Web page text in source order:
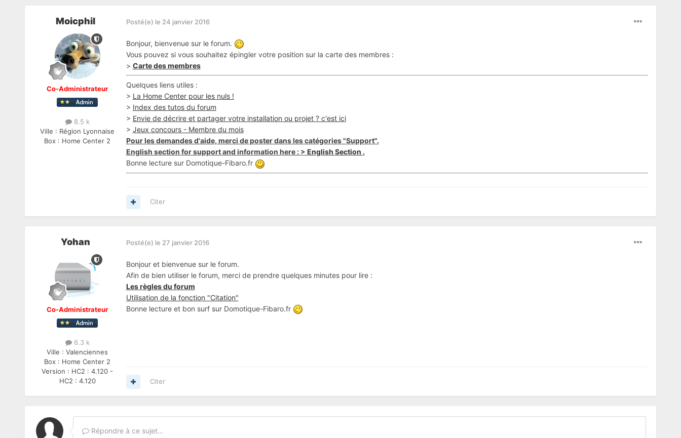
Moicphil
Co-Administrateur
8.5 k
Ville : Région Lyonnaise
Box : Home Center 2
Posté(e) le 24 janvier 2016
Bonjour, bienvenue sur le forum.
Vous pouvez si vous souhaitez épingler votre position sur la carte des membres :
> Carte des membres
Quelques liens utiles :
> La Home Center pour les nuls !
> Index des tutos du forum
> Envie de décrire et partager votre installation ou projet ? c'est ici
> Jeux concours - Membre du mois
Pour les demandes d'aide, merci de poster dans les catégories "Support".
English section for support and information here : > English Section .
Bonne lecture sur Domotique-Fibaro.fr
Citer
Yohan
Co-Administrateur
6.3 k
Ville :Valenciennes
Box : Home Center 2
Version : HC2 : 4.120 -
HC2 : 4.120
Posté(e) le 27 janvier 2016
Bonjour et bienvenue sur le forum.
Afin de bien utiliser le forum, merci de prendre quelques minutes pour lire :
Les règles du forum
Utilisation de la fonction "Citation"
Bonne lecture et bon surf sur Domotique-Fibaro.fr
Citer
Répondre à ce sujet…